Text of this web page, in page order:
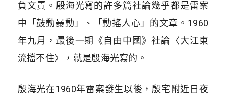
負文責。殷海光寫的許多篇社論幾乎都是雷案
中「鼓動暴動」、「動搖人心」的文章。1960
年九月，最後一期《自由中國》社論〈大江東
流擋不住〉，就是殷海光寫的。
殷海光在1960年雷案發生以後，殷宅附近日夜